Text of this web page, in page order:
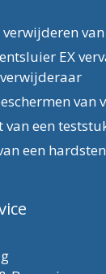
EX
van
een
een